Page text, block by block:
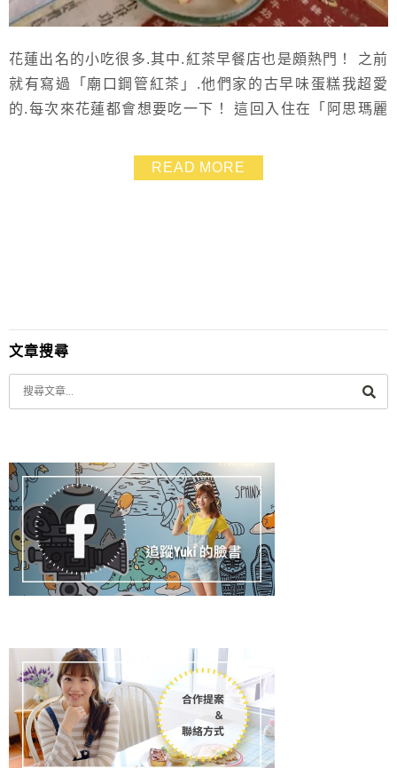
花蓮出名的小吃很多.其中.紅茶早餐店也是頗熱門！ 之前
就有寫過「廟口鋼管紅茶」.他們家的古早味蛋糕我超愛
的.每次來花蓮都會想要吃一下！ 這回入住在「阿思瑪麗
業.不過口味與價格都很親民.我也很推薦 ^_____^
READ MORE
文章搜尋